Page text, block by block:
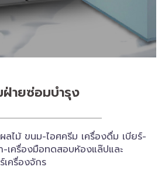
ายซ่อมบำรุง
ไม้ ขนม-ไอศครีม เครื่องดื่ม เบียร์-
-เครื่องมือทดสอบห้องแล๊ปและ
เครื่อง​จักร